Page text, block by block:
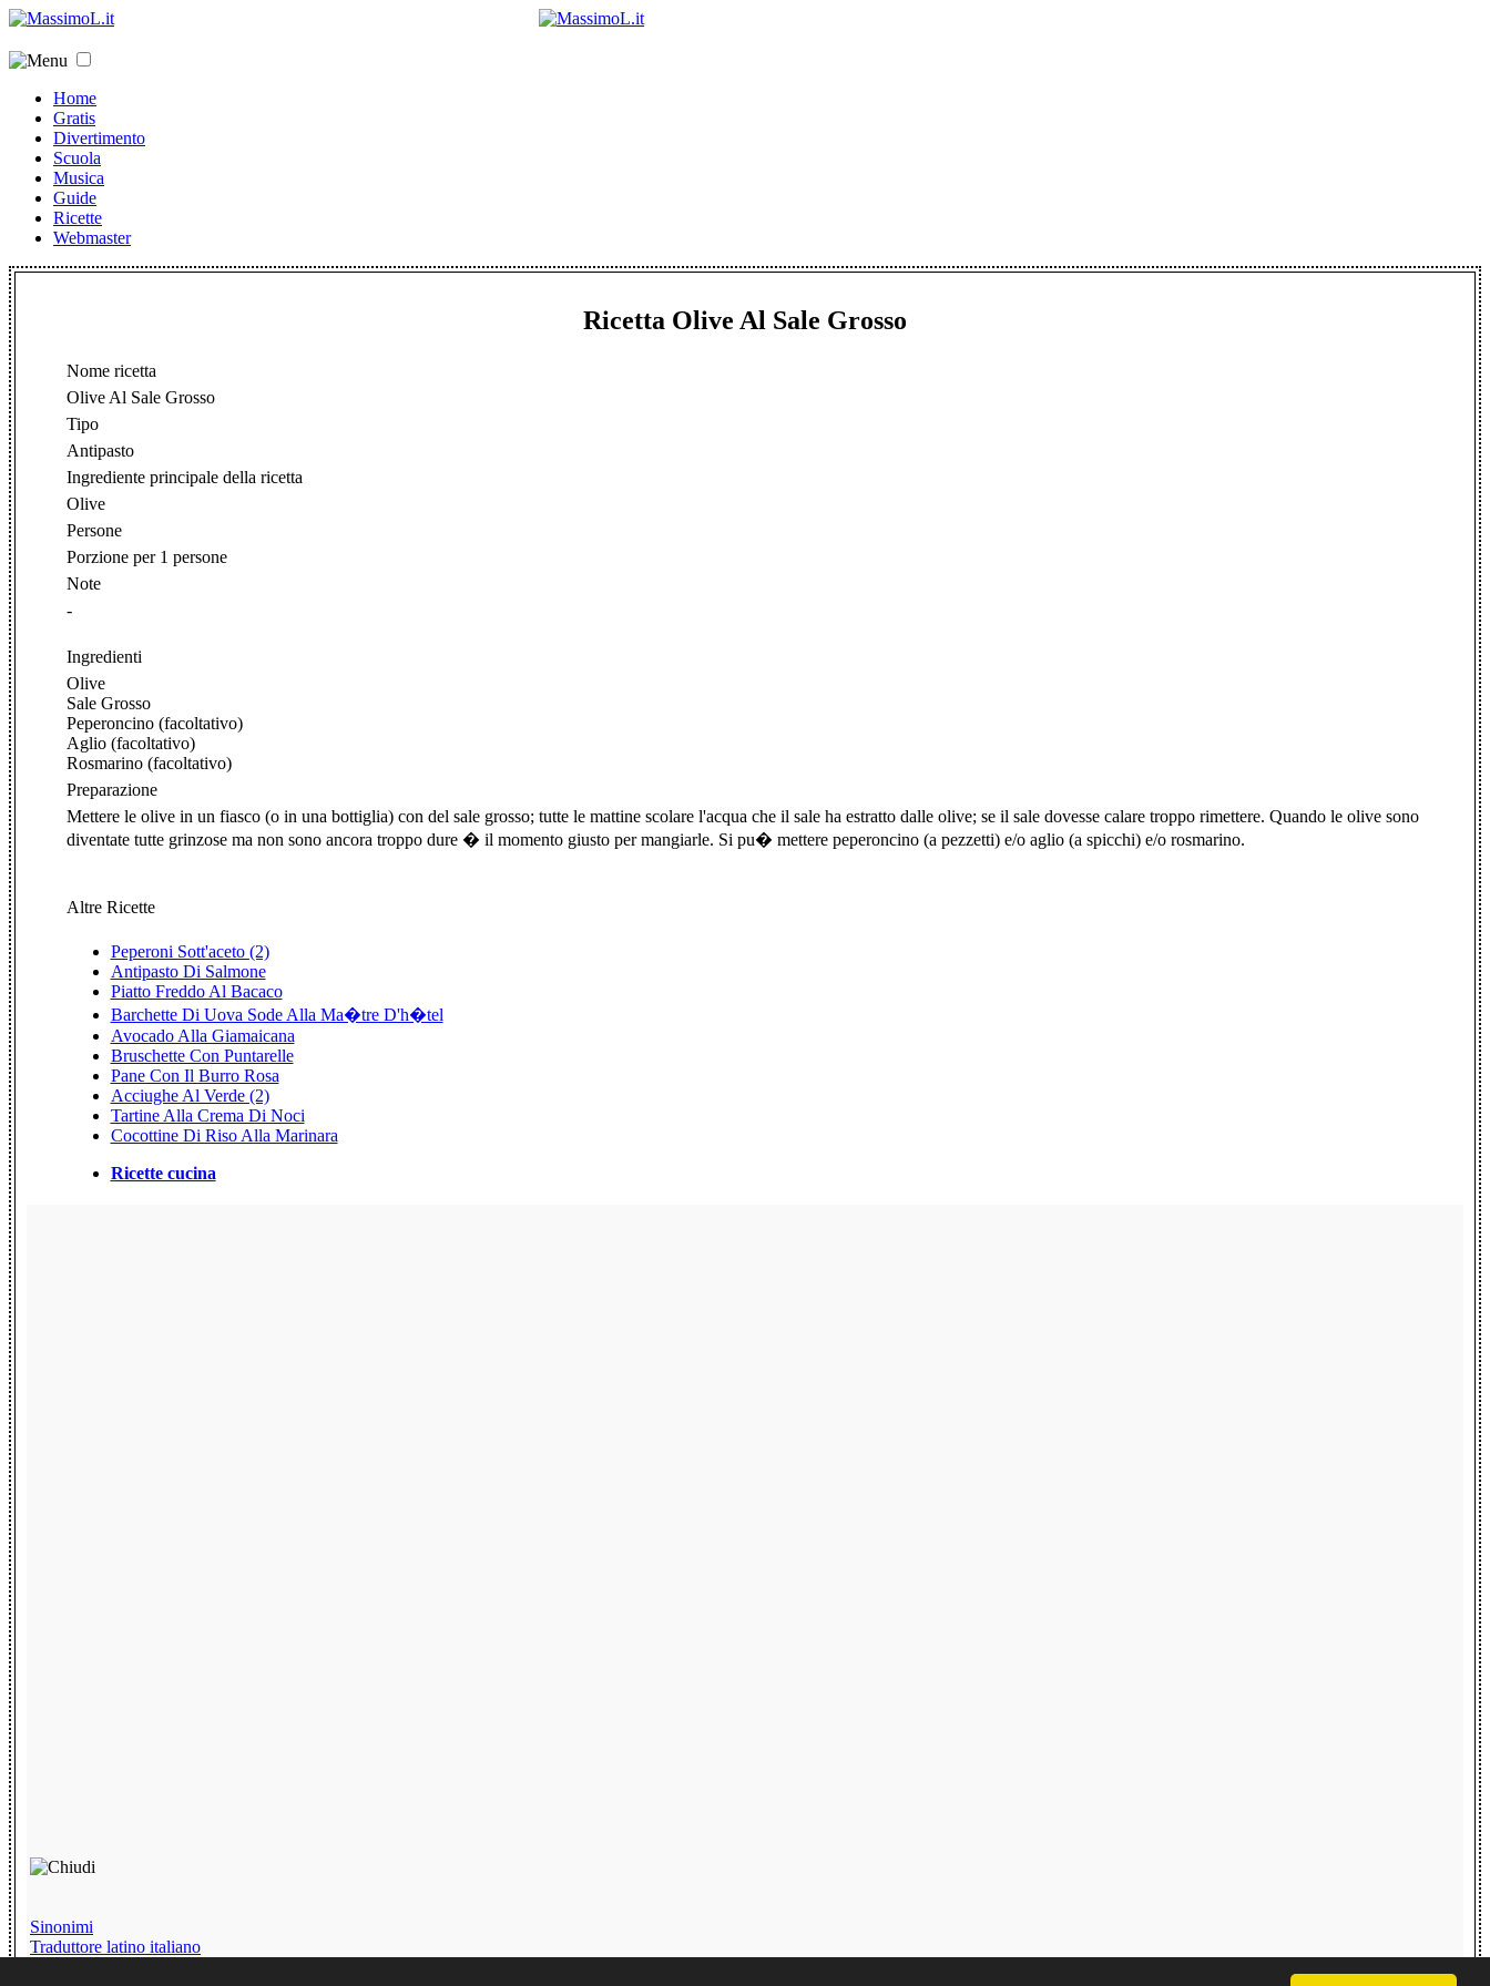
Home
Gratis
Divertimento
Scuola
Musica
Guide
Ricette
Webmaster
Ricetta Olive Al Sale Grosso
Nome ricetta
Olive Al Sale Grosso
Tipo
Antipasto
Ingrediente principale della ricetta
Olive
Persone
Porzione per 1 persone
Note
-
Ingredienti
Olive
Sale Grosso
Peperoncino (facoltativo)
Aglio (facoltativo)
Rosmarino (facoltativo)
Preparazione
Mettere le olive in un fiasco (o in una bottiglia) con del sale grosso; tutte le mattine scolare l'acqua che il sale ha estratto dalle olive; se il sale dovesse calare troppo rimettere. Quando le olive sono
diventate tutte grinzose ma non sono ancora troppo dure � il momento giusto per mangiarle. Si pu� mettere peperoncino (a pezzetti) e/o aglio (a spicchi) e/o rosmarino.
Altre Ricette
Peperoni Sott'aceto (2)
Antipasto Di Salmone
Piatto Freddo Al Bacaco
Barchette Di Uova Sode Alla Ma�tre D'h�tel
Avocado Alla Giamaicana
Bruschette Con Puntarelle
Pane Con Il Burro Rosa
Acciughe Al Verde (2)
Tartine Alla Crema Di Noci
Cocottine Di Riso Alla Marinara
Ricette cucina
Sinonimi
Traduttore latino italiano